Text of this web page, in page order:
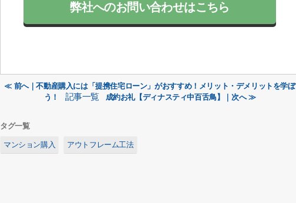
弊社へのお問い合わせはこちら
≪ 前へ｜不動産購入には「提携住宅ローン」がおすすめ！メリット・デメリットを学ぼ
う！
記事一覧 成約お礼【ディナスティ中百舌鳥】｜次へ ≫
タグ一覧
マンション購入 アウトフレーム工法